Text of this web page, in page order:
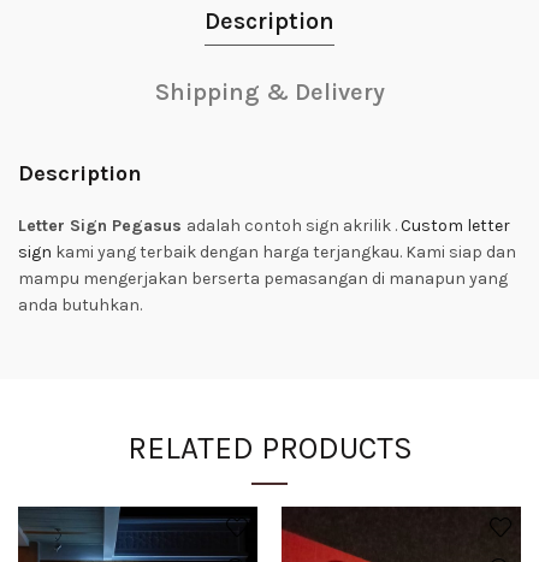
Description
Shipping & Delivery
Description
Letter Sign Pegasus adalah contoh sign akrilik .Custom letter
sign kami yang terbaik dengan harga terjangkau. Kami siap dan
mampu mengerjakan berserta pemasangan di manapun yang
anda butuhkan.
RELATED PRODUCTS